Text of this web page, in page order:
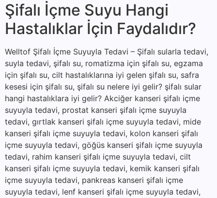
Şifalı İçme Suyu Hangi
Hastalıklar İçin Faydalıdır?
Welltof Şifalı İçme Suyuyla Tedavi – Şifalı sularla tedavi,
suyla tedavi, şifalı su, romatizma için şifalı su, egzama
için şifalı su, cilt hastalıklarına iyi gelen şifalı su, safra
kesesi için şifalı su, şifalı su nelere iyi gelir? şifalı sular
hangi hastalıklara iyi gelir? Akciğer kanseri şifalı içme
suyuyla tedavi, prostat kanseri şifalı içme suyuyla
tedavi, gırtlak kanseri şifalı içme suyuyla tedavi, mide
kanseri şifalı içme suyuyla tedavi, kolon kanseri şifalı
içme suyuyla tedavi, göğüs kanseri şifalı içme suyuyla
tedavi, rahim kanseri şifalı içme suyuyla tedavi, cilt
kanseri şifalı içme suyuyla tedavi, kemik kanseri şifalı
içme suyuyla tedavi, pankreas kanseri şifalı içme
suyuyla tedavi, lenf kanseri şifalı içme suyuyla tedavi,